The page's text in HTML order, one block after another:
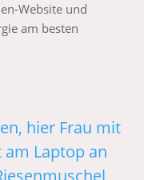
Website und
am besten